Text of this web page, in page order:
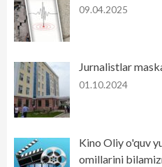
09.04.2025
Jurnalistlar
01.10.2024
Kino Oliy o'quv
omillarini